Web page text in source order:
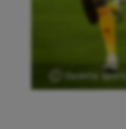
Ⓒ Gazette Sports